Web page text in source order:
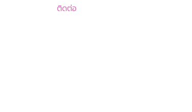
ติดต่อ